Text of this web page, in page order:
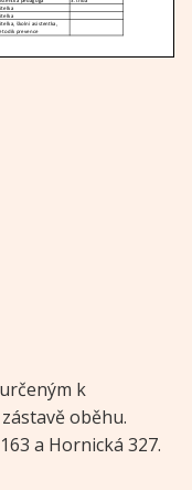
k
oběhu.
a Hornická 327.